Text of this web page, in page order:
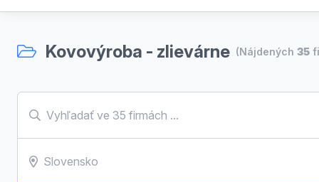
Kovovýroba - zlievárne (Nájdených 35